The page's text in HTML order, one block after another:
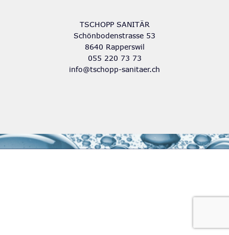
ÜBER UNS
TSCHOPP SANITÄR
Schönbodenstrasse 53
8640 Rapperswil
055 220 73 73
info@tschopp-sanitaer.ch